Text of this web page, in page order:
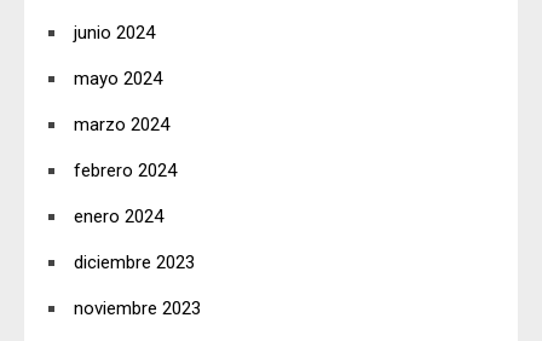
junio 2024
mayo 2024
marzo 2024
febrero 2024
enero 2024
diciembre 2023
noviembre 2023